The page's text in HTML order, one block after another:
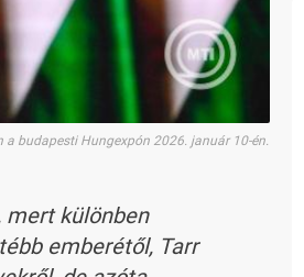
a budapesti Hungexpón 2026. január 10-én.
különben
emberétől, Tarr